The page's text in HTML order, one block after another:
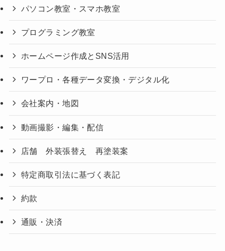
パソコン教室・スマホ教室
プログラミング教室
ホームページ作成とSNS活用
ワープロ・各種データ変換・デジタル化
会社案内・地図
動画撮影・編集・配信
店舗 外装張替え 再塗装案
特定商取引法に基づく表記
約款
通販・決済